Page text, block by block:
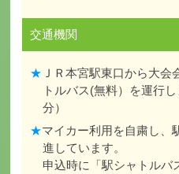
交通機関
★ ＪＲ本宮駅東口から大
トルバス(無料）を運行
分）
★マイカー利用を自粛し、
進しています。
申込時に「駅シャトルバ